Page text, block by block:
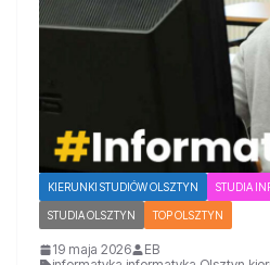
KIERUNKI STUDIÓW OLSZTYN STUDIA
STUDIA OLSZTYN TOP OLSZTYN
19 maja 2026
EB